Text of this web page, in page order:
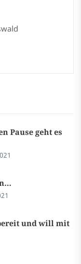
Pause geht es
und will mit